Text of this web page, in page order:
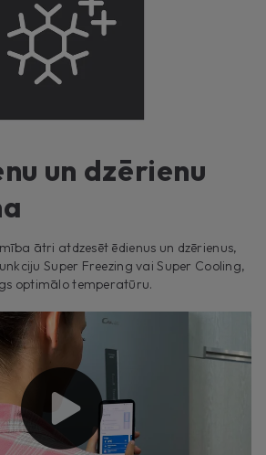
un dzērienu
ātri atdzesēt ēdienus un dzērienus,
Super Freezing vai Super Cooling,
optimālo temperatūru.